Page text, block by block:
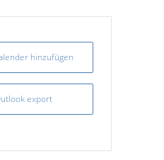
hinzufügen
export